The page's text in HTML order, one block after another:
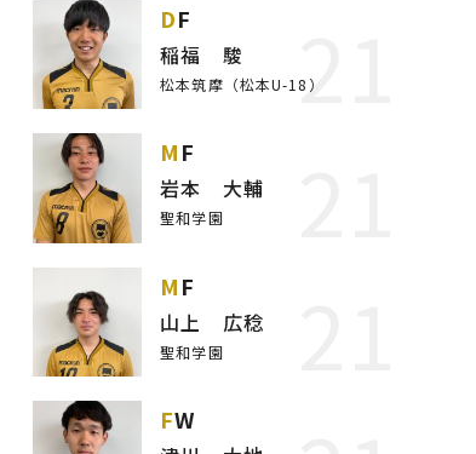
21
DF
稲福 駿
松本筑摩（松本U-18）
MF
岩本 大輔
聖和学園
MF
山上 広稔
聖和学園
FW